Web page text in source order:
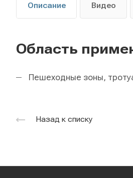
Описание Видео
Область
Пешеходные зоны,
Назад к списку